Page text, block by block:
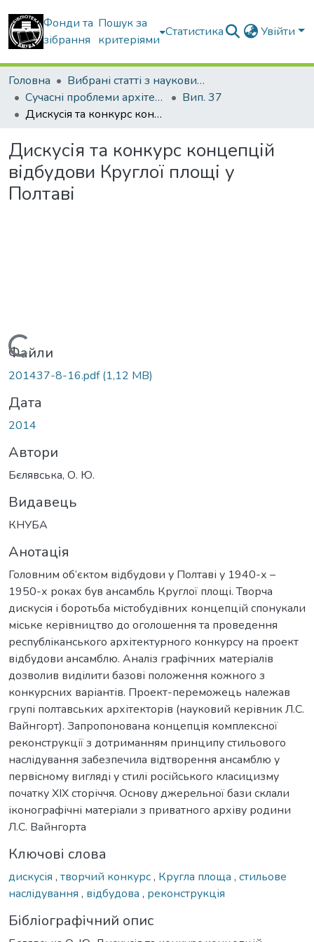
Фонди та
зібрання
Пошук за
критеріями
Статистика Увійти
Головна
Вибрані статті з наукових збірників КНУБА
Сучасні проблеми архітектури та містобудування
Вип. 37
Дискусія та конкурс концепцій відбудови Круглої площі у Полтаві
Дискусія та конкурс концепцій
відбудови Круглої площі у
Полтаві
Вантажиться...
Файли
201437-8-16.pdf(1,12 MB)
Дата
2014
Автори
Бєлявська, О. Ю.
Видавець
КНУБА
Анотація
Головним об‘єктом відбудови у Полтаві у 1940-х –
1950-х роках був ансамбль Круглої площі. Творча
дискусія і боротьба містобудівних концепцій спонукали
міське керівництво до оголошення та проведення
республіканського архітектурного конкурсу на проект
відбудови ансамблю. Аналіз графічних матеріалів
дозволив виділити базові положення кожного з
конкурсних варіантів. Проект-переможець належав
групі полтавських архітекторів (науковий керівник Л.С.
Вайнгорт). Запропонована концепція комплексної
реконструкції з дотриманням принципу стильового
наслідування забезпечила відтворення ансамблю у
первісному вигляді у стилі російського класицизму
початку ХІХ сторіччя. Основу джерельної бази склали
іконографічні матеріали з приватного архіву родини
Л.С. Вайнгорта
Ключові слова
дискусія , творчий конкурс, Кругла площа , стильове
наслідування , відбудова , реконструкція
Бібліографічний опис